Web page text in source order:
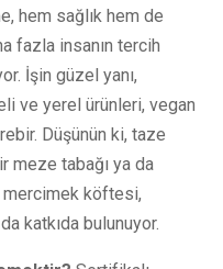
hem sağlık hem de
fazla insanın tercih
İşin güzel yanı,
ve yerel ürünleri, vegan
Düşünün ki, taze
meze tabağı ya da
köftesi,
katkıda bulunuyor.